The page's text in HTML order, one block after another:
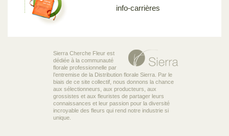
info-carrières
Sierra Cherche Fleur est
dédiée à la communauté
florale professionnelle par
l’entremise de la Distribution florale Sierra. Par le
biais de ce site collectif, nous donnons la chance
aux sélectionneurs, aux producteurs, aux
grossistes et aux fleuristes de partager leurs
connaissances et leur passion pour la diversité
incroyable des fleurs qui rend notre industrie si
unique.